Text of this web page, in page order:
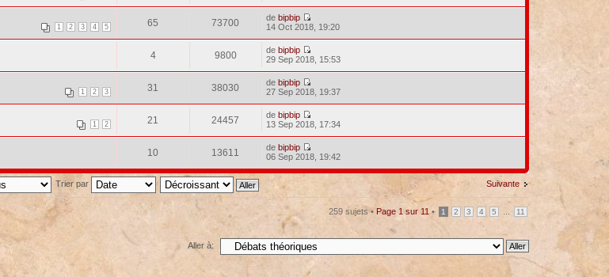
1 2 3 4 5 65 73700 debipbip
14 Oct 2018, 19:20
4 9800 debipbip
29 Sep 2018, 15:53
1 2 3 31 38030 debipbip
27 Sep 2018, 19:37
1 2 21 24457 debipbip
13 Sep 2018, 17:34
10 13611 debipbip
06 Sep 2018, 19:42
Suivante
Trier par
259 sujets • Page 1 sur 11 • 1 2 3 4 5 11
Aller à: